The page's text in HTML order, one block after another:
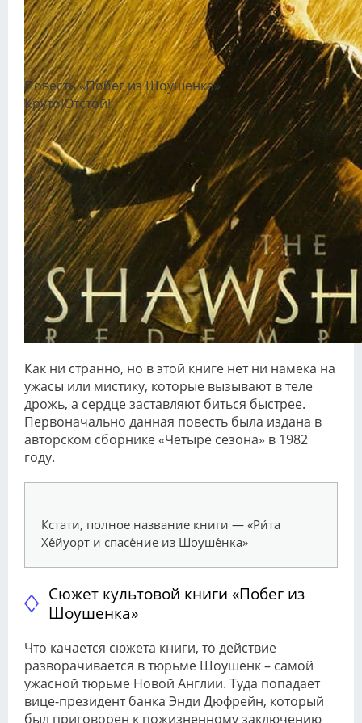
Повесть «Побег из Шоушенка»
Круто!Отстой!
Как ни странно, но в этой книге нет ни намека на
ужасы или мистику, которые вызывают в теле
дрожь, а сердце заставляют биться быстрее.
Первоначально данная повесть была издана в
авторском сборнике «Четыре сезона» в 1982
году.
Кстати, полное название книги — «Ри́та
Хе́йуорт и спасе́ние из Шоуше́нка»
Сюжет культовой книги «Побег из
Шоушенка»
Что качается сюжета книги, то действие
разворачивается в тюрьме Шоушенк – самой
ужасной тюрьме Новой Англии. Туда попадает
вице-президент банка Энди Дюфрейн, который
был приговорен к пожизненному заключению